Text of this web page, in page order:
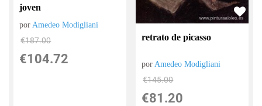
joven
porAmedeo Modigliani
€187.00
€104.72
retrato de picasso
por Amedeo Modigliani
€145.00
€81.20